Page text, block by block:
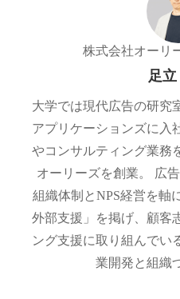
株式会社オーリ
足
大学では現代広告の研究
アプリケーションズに入
やコンサルティング業務
オーリーズを創業。 広
組織体制とNPS経営を軸
外部支援」を掲げ、顧客
ング支援に取り組んでい
業開発と組織